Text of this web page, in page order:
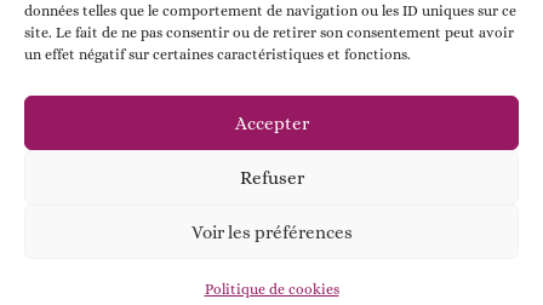
données telles que le comportement de navigation ou les ID uniques sur ce
site. Le fait de ne pas consentir ou de retirer son consentement peut avoir
un effet négatif sur certaines caractéristiques et fonctions.
Accepter
Refuser
Voir les préférences
Politique de cookies
CGV
ESPACE CLIENT
Mon compte
Mes coordonnées